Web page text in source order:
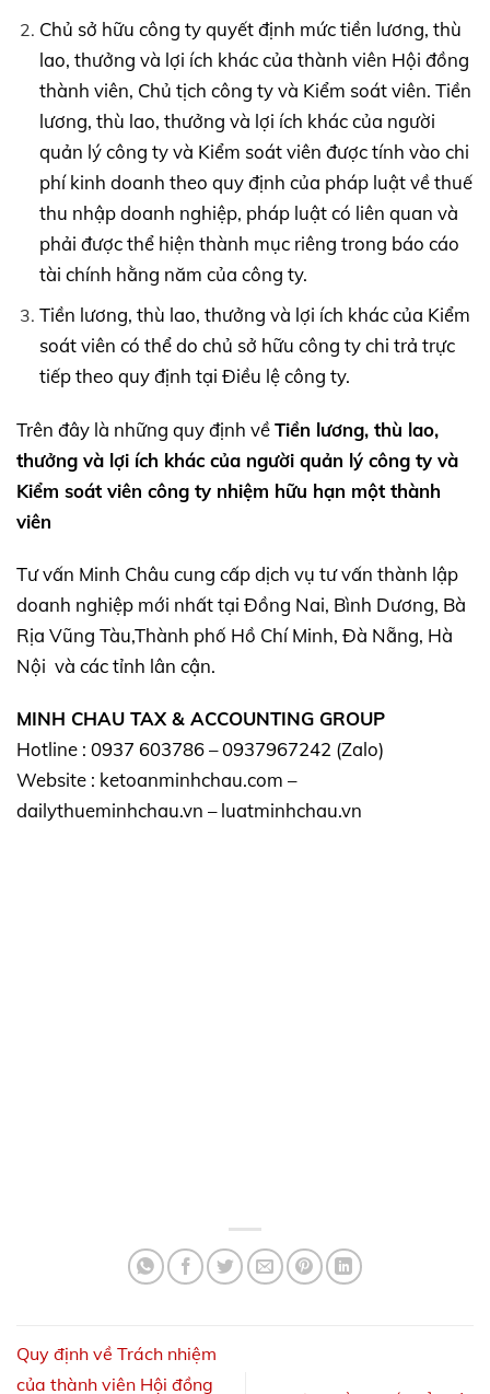
Chủ sở hữu công ty quyết định mức tiền lương, thù
lao, thưởng và lợi ích khác của thành viên Hội đồng
thành viên, Chủ tịch công ty và Kiểm soát viên. Tiền
lương, thù lao, thưởng và lợi ích khác của người
quản lý công ty và Kiểm soát viên được tính vào chi
phí kinh doanh theo quy định của pháp luật về thuế
thu nhập doanh nghiệp, pháp luật có liên quan và
phải được thể hiện thành mục riêng trong báo cáo
tài chính hằng năm của công ty.
Tiền lương, thù lao, thưởng và lợi ích khác của Kiểm
soát viên có thể do chủ sở hữu công ty chi trả trực
tiếp theo quy định tại Điều lệ công ty.
Trên đây là những quy định vềTiền lương, thù lao,
thưởng và lợi ích khác của người quản lý công ty và
Kiểm soát viên công ty nhiệm hữu hạn một thành
viên
Tư vấn Minh Châu cung cấp dịch vụ tư vấn thành lập
doanh nghiệp mới nhất tại Đồng Nai, Bình Dương, Bà
Rịa Vũng Tàu,Thành phố Hồ Chí Minh, Đà Nẵng, Hà
Nội và các tỉnh lân cận.
MINH CHAU TAX & ACCOUNTING GROUP
Hotline : 0937 603786 – 0937967242 (Zalo)
Website : ketoanminhchau.com –
dailythueminhchau.vn – luatminhchau.vn
Quy định về Trách nhiệm
của thành viên Hội đồng